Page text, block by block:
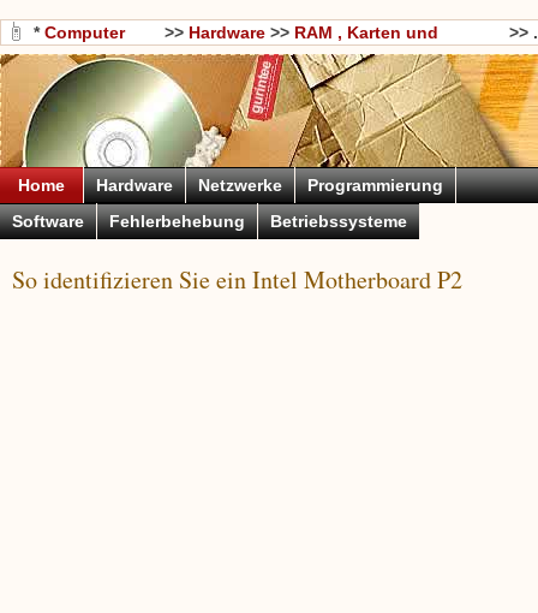
*Computer
Wissen
>> Hardware >> RAM , Karten und
Motherboards
>> .
Home Hardware Netzwerke
Programmierung
Software
Fehlerbehebung Betriebssysteme
So identifizieren Sie ein Intel Motherboard P2